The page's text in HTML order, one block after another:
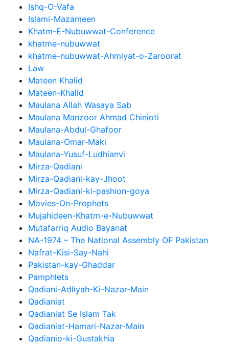
Ishq-O-Vafa
Islami-Mazameen
Khatm-E-Nubuwwat-Conference
khatme-nubuwwat
khatme-nubuwwat-Ahmiyat-o-Zaroorat
Law
Mateen Khalid
Mateen-Khalid
Maulana Allah Wasaya Sab
Maulana Manzoor Ahmad Chinioti
Maulana-Abdul-Ghafoor
Maulana-Omar-Maki
Maulana-Yusuf-Ludhianvi
Mirza-Qadiani
Mirza-Qadiani-kay-Jhoot
Mirza-Qadiani-ki-pashion-goya
Movies-On-Prophets
Mujahideen-Khatm-e-Nubuwwat
Mutafarriq Audio Bayanat
NA-1974 – The National Assembly OF Pakistan
Nafrat-Kisi-Say-Nahi
Pakistan-kay-Ghaddar
Pamphlets
Qadiani-Adliyah-Ki-Nazar-Main
Qadianiat
Qadianiat Se Islam Tak
Qadianiat-Hamari-Nazar-Main
Qadianio-ki-Gustakhia